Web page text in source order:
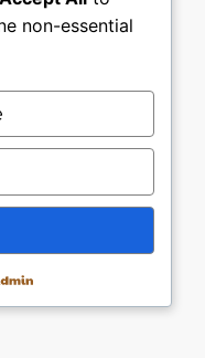
non-essential